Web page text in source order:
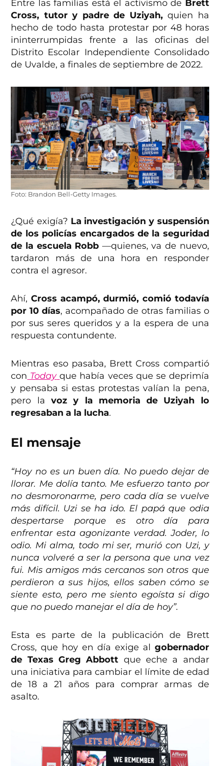
Entre las familias está el activismo de Brett
Cross, tutor y padre de Uziyah,quien ha
hecho de todo hasta protestar por 48 horas
ininterrumpidas frente a las oficinas del
Distrito Escolar Independiente Consolidado
de Uvalde, a finales de septiembre de 2022.
Foto: Brandon Bell-Getty Images.
¿Qué exigía? La investigación y suspensión
de los policías encargados de la seguridad
de la escuela Robb —quienes, va de nuevo,
tardaron más de una hora en responder
contra el agresor.
Ahí,Cross acampó, durmió, comió todavía
por 10 días, acompañado de otras familias o
por sus seres queridos y a la espera de una
respuesta contundente.
Mientras eso pasaba, Brett Cross compartió
con Today que había veces que se deprimía
y pensaba si estas protestas valían la pena,
pero la voz y la memoria de Uziyah lo
regresaban a la lucha.
El mensaje
“Hoy no es un buen día. No puedo dejar de
llorar. Me dolía tanto. Me esfuerzo tanto por
no desmoronarme, pero cada día se vuelve
más difícil. Uzi se ha ido. El papá que odia
despertarse porque es otro día para
enfrentar esta agonizante verdad. Joder, lo
odio. Mi alma, todo mi ser, murió con Uzi, y
nunca volveré a ser la persona que una vez
fui. Mis amigos más cercanos son otros que
perdieron a sus hijos, ellos saben cómo se
siente esto, pero me siento egoísta si digo
que no puedo manejar el día de hoy”.
Esta es parte de la publicación de Brett
Cross, que hoy en día exige al gobernador
de Texas Greg Abbott que eche a andar
una iniciativa para cambiar el límite de edad
de 18 a 21 años para comprar armas de
asalto.